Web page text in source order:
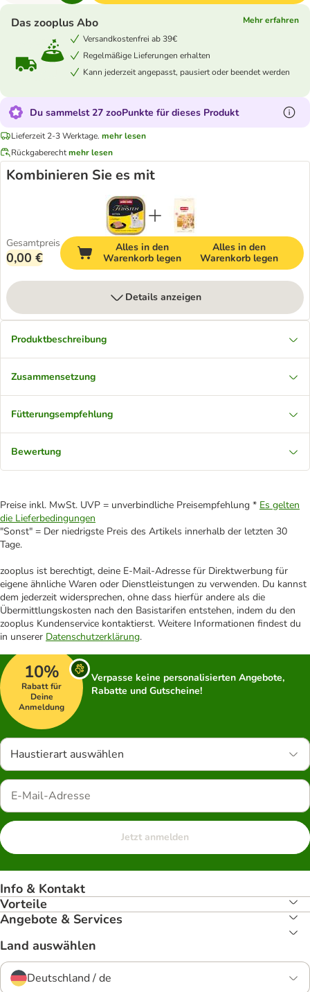
Das zooplus Abo
Mehr erfahren
Versandkostenfrei ab 39€
Regelmäßige Lieferungen erhalten
Kann jederzeit angepasst, pausiert oder beendet werden
Du sammelst 27 zooPunkte für dieses Produkt
Lieferzeit 2-3 Werktage. mehr lesen
Rückgaberechtmehr lesen
Kombinieren Sie es mit
Gesamtpreis
0,00 €
Alles in den
Warenkorb legen
Alles in den
Warenkorb legen
Details anzeigen
Produktbeschreibung
Zusammensetzung
Fütterungsempfehlung
Bewertung
Preise inkl. MwSt. UVP = unverbindliche Preisempfehlung * Es gelten
die Lieferbedingungen
"Sonst" = Der niedrigste Preis des Artikels innerhalb der letzten 30
Tage.
zooplus ist berechtigt, deine E-Mail-Adresse für Direktwerbung für
eigene ähnliche Waren oder Dienstleistungen zu verwenden. Du kannst
dem jederzeit widersprechen, ohne dass hierfür andere als die
Übermittlungskosten nach den Basistarifen entstehen, indem du den
zooplus Kundenservice kontaktierst. Weitere Informationen findest du
in unserer Datenschutzerklärung.
10%
Rabatt für
Deine
Anmeldung
Verpasse keine personalisierten Angebote,
Rabatte und Gutscheine!
Haustierart auswählen
Jetzt anmelden
Info & Kontakt
Vorteile
Angebote & Services
Land auswählen
Deutschland / de